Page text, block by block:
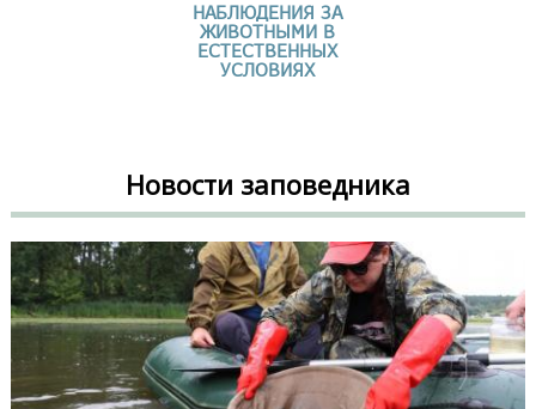
НАБЛЮДЕНИЯ ЗА
ЖИВОТНЫМИ В
ЕСТЕСТВЕННЫХ
УСЛОВИЯХ
Новости заповедника